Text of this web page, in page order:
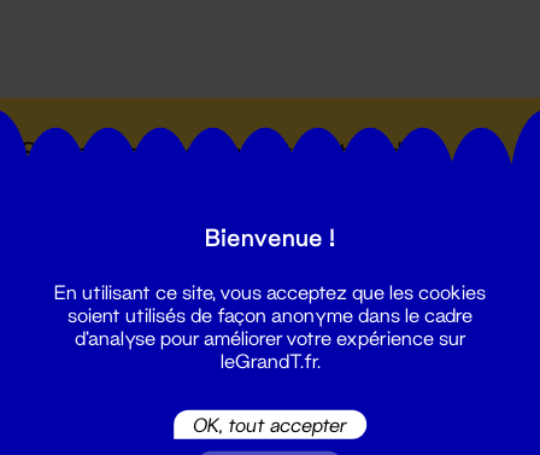
Suivez toutes les actualités du
Bienvenue !
En utilisant ce site, vous acceptez que les cookies
soient utilisés de façon anonyme dans le cadre
d'analyse pour améliorer votre expérience sur
leGrandT.fr.
OK, tout accepter